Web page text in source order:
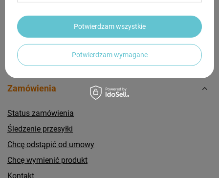
Piłkarzyki Bilard Cymbergraj Gry
939,84 zł
Zamówienia
Status zamówienia
Śledzenie przesyłki
Chcę odstąpić od umowy
Chcę wymienić produkt
Kontakt
Potwierdzam wymagane
Potwierdzam wszystkie